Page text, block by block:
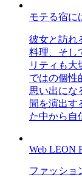
モテる宿に
彼女と訪れ
料理、そし
リティも大
ではの個性
思い出にな
間を演出す
た中から自
Web LEON
ファッショ